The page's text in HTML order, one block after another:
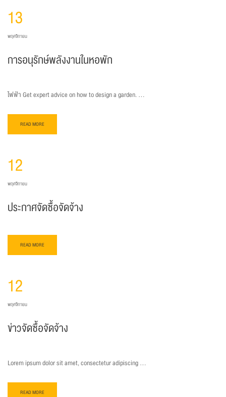
13
พฤศจิกายน
การอนุรักษ์พลังงานในหอพัก
ไฟฟ้า Get expert advice on how to design a garden. …
READ MORE
12
พฤศจิกายน
ประกาศจัดซื้อจัดจ้าง
READ MORE
12
พฤศจิกายน
ข่าวจัดซื้อจัดจ้าง
Lorem ipsum dolor sit amet, consectetur adipiscing …
READ MORE